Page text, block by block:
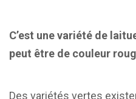
C’est une variété de
peut être de couleur
Des variétés vertes